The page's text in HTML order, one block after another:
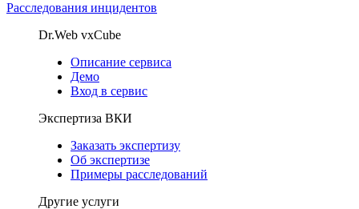
Расследования инцидентов
Dr.Web vxCube
Описание сервиса
Демо
Вход в сервис
Экспертиза ВКИ
Заказать экспертизу
Об экспертизе
Примеры расследований
Другие услуги